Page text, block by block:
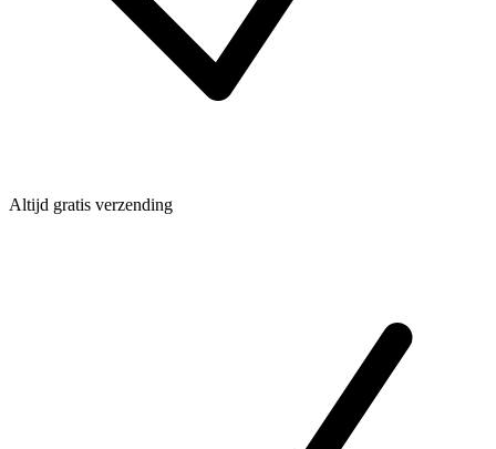
Altijd gratis verzending